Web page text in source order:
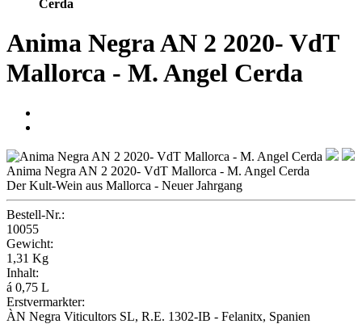
Cerda
Anima Negra AN 2 2020- VdT
Mallorca - M. Angel Cerda
Anima Negra AN 2 2020- VdT Mallorca - M. Angel Cerda
Der Kult-Wein aus Mallorca - Neuer Jahrgang
Bestell-Nr.:
10055
Gewicht:
1,31 Kg
Inhalt:
á 0,75 L
Erstvermarkter:
ÀN Negra Viticultors SL, R.E. 1302-IB - Felanitx, Spanien